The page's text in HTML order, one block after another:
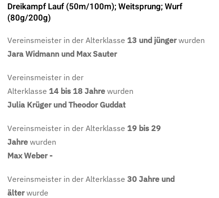
Dreikampf Lauf (50m/100m); Weitsprung; Wurf
(80g/200g)
Vereinsmeister in der Alterklasse 13 und jüngerwurden
Jara Widmann und Max Sauter
Vereinsmeister in der
Alterklasse 14 bis 18 Jahre wurden
Julia Krüger und Theodor Guddat
Vereinsmeister in der Alterklasse 19 bis 29
Jahre wurden
Max Weber -
Vereinsmeister in der Alterklasse 30 Jahre und
älter wurde